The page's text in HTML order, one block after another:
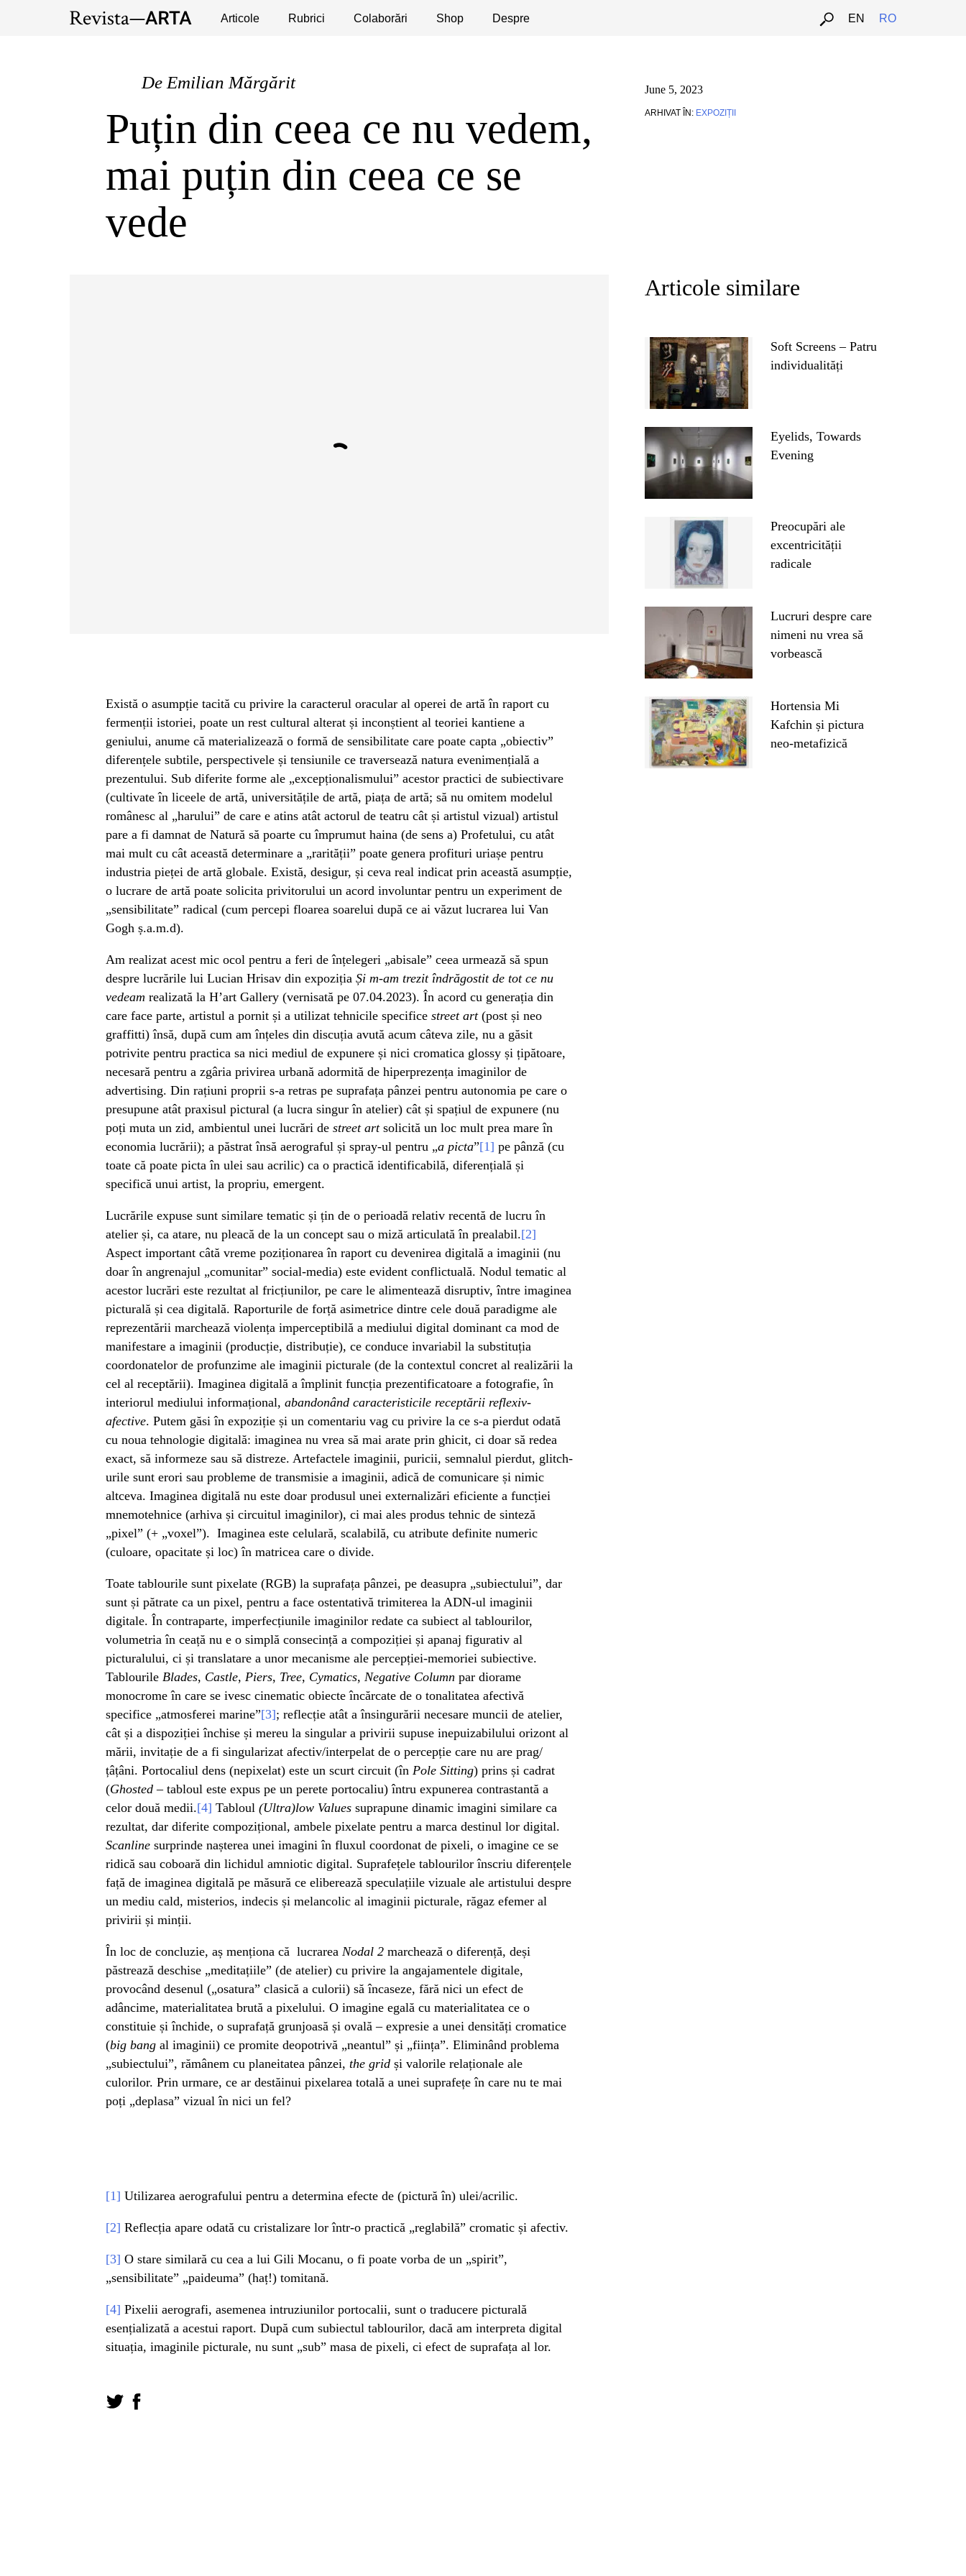
Articole Rubrici Colaborări Shop Despre EN RO
Expoziții Evenimente Interviuri Publicaţii Dezbateri Apeluri
De Emilian Mărgărit
Puțin din ceea ce nu vedem,
mai puțin din ceea ce se
vede
June 5, 2023
ARHIVAT ÎN: EXPOZIȚII
Există o asumpție tacită cu privire la caracterul oracular al operei de artă în raport cu
fermenții istoriei, poate un rest cultural alterat și inconștient al teoriei kantiene a
geniului, anume că materializează o formă de sensibilitate care poate capta „obiectiv”
diferențele subtile, perspectivele și tensiunile ce traversează natura evenimențială a
prezentului. Sub diferite forme ale „excepționalismului” acestor practici de subiectivare
(cultivate în liceele de artă, universitățile de artă, piața de artă; să nu omitem modelul
românesc al „harului” de care e atins atât actorul de teatru cât și artistul vizual) artistul
pare a fi damnat de Natură să poarte cu împrumut haina (de sens a) Profetului, cu atât
mai mult cu cât această determinare a „rarității” poate genera profituri uriașe pentru
industria pieței de artă globale. Există, desigur, și ceva real indicat prin această asumpție,
o lucrare de artă poate solicita privitorului un acord involuntar pentru un experiment de
„sensibilitate” radical (cum percepi floarea soarelui după ce ai văzut lucrarea lui Van
Gogh ș.a.m.d).
Am realizat acest mic ocol pentru a feri de înțelegeri „abisale” ceea urmează să spun
despre lucrările lui Lucian Hrisav din expoziția Și m-am trezit îndrăgostit de tot ce nu
vedeam realizată la H’art Gallery (vernisată pe 07.04.2023). În acord cu generația din
care face parte, artistul a pornit și a utilizat tehnicile specifice street art (post și neo
graffitti) însă, după cum am înțeles din discuția avută acum câteva zile, nu a găsit
potrivite pentru practica sa nici mediul de expunere și nici cromatica glossy și țipătoare,
necesară pentru a zgâria privirea urbană adormită de hiperprezența imaginilor de
advertising. Din rațiuni proprii s-a retras pe suprafața pânzei pentru autonomia pe care o
presupune atât praxisul pictural (a lucra singur în atelier) cât și spațiul de expunere (nu
poți muta un zid, ambientul unei lucrări de street artsolicită un loc mult prea mare în
economia lucrării); a păstrat însă aerograful și spray-ul pentru „a picta”[1] pe pânză (cu
toate că poate picta în ulei sau acrilic) ca o practică identificabilă, diferențială și
specifică unui artist, la propriu, emergent.
Lucrările expuse sunt similare tematic și țin de o perioadă relativ recentă de lucru în
atelier și, ca atare, nu pleacă de la un concept sau o miză articulată în prealabil.[2]
Aspect important câtă vreme poziționarea în raport cu devenirea digitală a imaginii (nu
doar în angrenajul „comunitar” social-media) este evident conflictuală. Nodul tematic al
acestor lucrări este rezultat al fricțiunilor, pe care le alimentează disruptiv, între imaginea
picturală și cea digitală. Raporturile de forță asimetrice dintre cele două paradigme ale
reprezentării marchează violența imperceptibilă a mediului digital dominant ca mod de
manifestare a imaginii (producție, distribuție), ce conduce invariabil la substituția
coordonatelor de profunzime ale imaginii picturale (de la contextul concret al realizării la
cel al receptării). Imaginea digitală a împlinit funcția prezentificatoare a fotografie, în
interiorul mediului informațional, abandonând caracteristicile receptării reflexiv-
afective. Putem găsi în expoziție și un comentariu vag cu privire la ce s-a pierdut odată
cu noua tehnologie digitală: imaginea nu vrea să mai arate prin ghicit, ci doar să redea
exact, să informeze sau să distreze. Artefactele imaginii, puricii, semnalul pierdut, glitch-
urile sunt erori sau probleme de transmisie a imaginii, adică de comunicare și nimic
altceva. Imaginea digitală nu este doar produsul unei externalizări eficiente a funcției
mnemotehnice (arhiva și circuitul imaginilor), ci mai ales produs tehnic de sinteză
„pixel” (+ „voxel”). Imaginea este celulară, scalabilă, cu atribute definite numeric
(culoare, opacitate și loc) în matricea care o divide.
Toate tablourile sunt pixelate (RGB) la suprafața pânzei, pe deasupra „subiectului”, dar
sunt și pătrate ca un pixel, pentru a face ostentativă trimiterea la ADN-ul imaginii
digitale. În contraparte, imperfecțiunile imaginilor redate ca subiect al tablourilor,
volumetria în ceață nu e o simplă consecință a compoziției și apanaj figurativ al
picturalului, ci și translatare a unor mecanisme ale percepției-memoriei subiective.
Tablourile Blades, Castle, Piers, Tree, Cymatics, Negative Column par diorame
monocrome în care se ivesc cinematic obiecte încărcate de o tonalitatea afectivă
specifice „atmosferei marine”[3]; reflecție atât a însingurării necesare muncii de atelier,
cât și a dispoziției închise și mereu la singular a privirii supuse inepuizabilului orizont al
mării, invitație de a fi singularizat afectiv/interpelat de o percepție care nu are prag/
țâțâni. Portocaliul dens (nepixelat) este un scurt circuit (în Pole Sitting) prins și cadrat
(Ghosted – tabloul este expus pe un perete portocaliu) întru expunerea contrastantă a
celor două medii.[4] Tabloul (Ultra)low Values suprapune dinamic imagini similare ca
rezultat, dar diferite compozițional, ambele pixelate pentru a marca destinul lor digital.
Scanline surprinde nașterea unei imagini în fluxul coordonat de pixeli, o imagine ce se
ridică sau coboară din lichidul amniotic digital. Suprafețele tablourilor înscriu diferențele
față de imaginea digitală pe măsură ce eliberează speculațiile vizuale ale artistului despre
un mediu cald, misterios, indecis și melancolic al imaginii picturale, răgaz efemer al
privirii și minții.
În loc de concluzie, aș menționa că lucrarea Nodal 2 marchează o diferență, deși
păstrează deschise „meditațiile” (de atelier) cu privire la angajamentele digitale,
provocând desenul („osatura” clasică a culorii) să încaseze, fără nici un efect de
adâncime, materialitatea brută a pixelului. O imagine egală cu materialitatea ce o
constituie și închide, o suprafață grunjoasă și ovală – expresie a unei densități cromatice
(big bang al imaginii) ce promite deopotrivă „neantul” și „ființa”. Eliminând problema
„subiectului”, rămânem cu planeitatea pânzei, the grid și valorile relaționale ale
culorilor. Prin urmare, ce ar destăinui pixelarea totală a unei suprafețe în care nu te mai
poți „deplasa” vizual în nici un fel?
[1] Utilizarea aerografului pentru a determina efecte de (pictură în) ulei/acrilic.
[2] Reflecția apare odată cu cristalizare lor într-o practică „reglabilă” cromatic și afectiv.
[3] O stare similară cu cea a lui Gili Mocanu, o fi poate vorba de un „spirit”,
„sensibilitate” „paideuma” (haț!) tomitană.
[4] Pixelii aerografi, asemenea intruziunilor portocalii, sunt o traducere picturală
esențializată a acestui raport. După cum subiectul tablourilor, dacă am interpreta digital
situația, imaginile picturale, nu sunt „sub” masa de pixeli, ci efect de suprafața al lor.
Articole similare
Soft Screens – Patru
individualități
Eyelids, Towards
Evening
Preocupări ale
excentricității
radicale
Lucruri despre care
nimeni nu vrea să
vorbească
Hortensia Mi
Kafchin și pictura
neo-metafizică